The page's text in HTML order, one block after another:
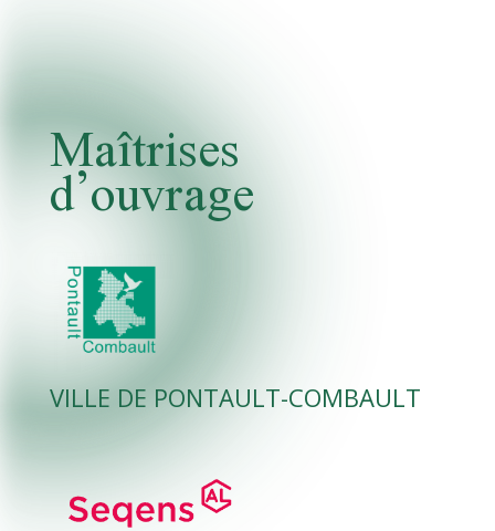
Maîtrises
d’ouvrage
VILLE DE PONTAULT-COMBAULT